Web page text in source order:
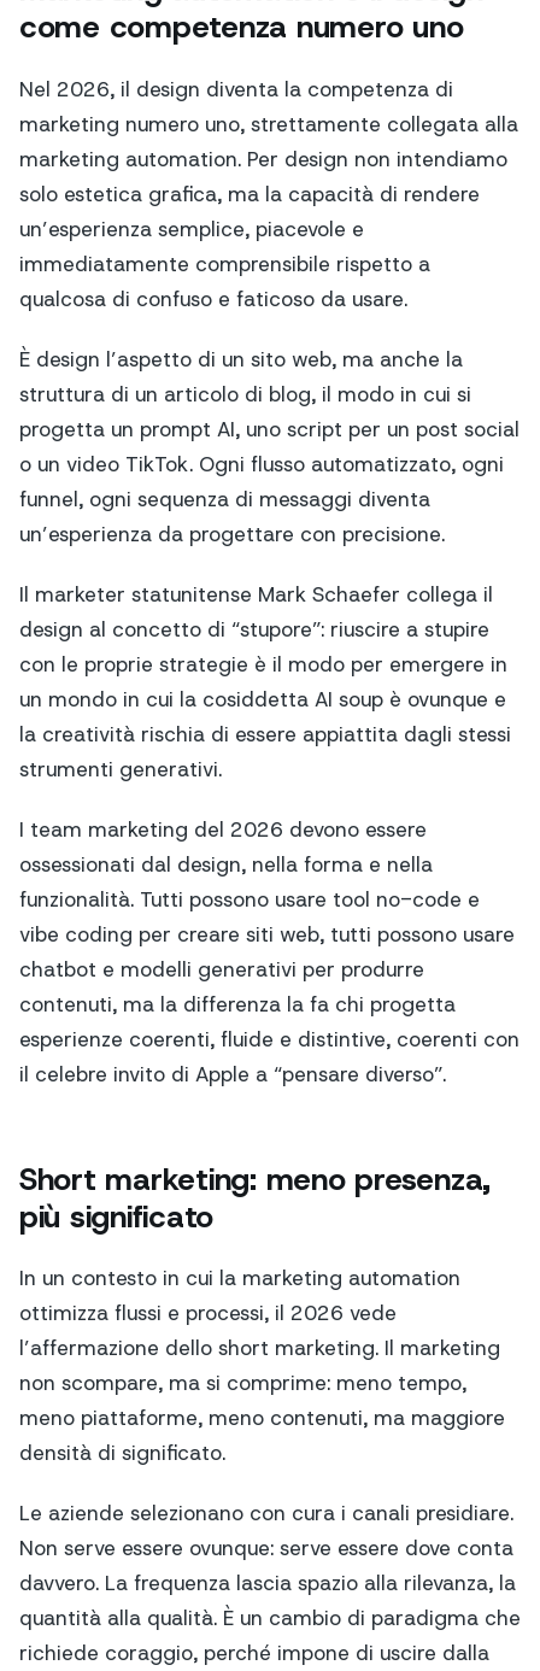
come competenza numero uno
Nel 2026, il design diventa la competenza di
marketing numero uno, strettamente collegata alla
marketing automation. Per design non intendiamo
solo estetica grafica, ma la capacità di rendere
un’esperienza semplice, piacevole e
immediatamente comprensibile rispetto a
qualcosa di confuso e faticoso da usare.
È design l’aspetto di un sito web, ma anche la
struttura di un articolo di blog, il modo in cui si
progetta un prompt AI, uno script per un post social
o un video TikTok. Ogni flusso automatizzato, ogni
funnel, ogni sequenza di messaggi diventa
un’esperienza da progettare con precisione.
Il marketer statunitense Mark Schaefer collega il
design al concetto di “stupore”: riuscire a stupire
con le proprie strategie è il modo per emergere in
un mondo in cui la cosiddetta AI soup è ovunque e
la creatività rischia di essere appiattita dagli stessi
strumenti generativi.
I team marketing del 2026 devono essere
ossessionati dal design, nella forma e nella
funzionalità. Tutti possono usare tool no-code e
vibe coding per creare siti web, tutti possono usare
chatbot e modelli generativi per produrre
contenuti, ma la differenza la fa chi progetta
esperienze coerenti, fluide e distintive, coerenti con
il celebre invito di Apple a “pensare diverso”.
Short marketing: meno presenza,
più significato
In un contesto in cui la marketing automation
ottimizza flussi e processi, il 2026 vede
l’affermazione dello short marketing. Il marketing
non scompare, ma si comprime: meno tempo,
meno piattaforme, meno contenuti, ma maggiore
densità di significato.
Le aziende selezionano con cura i canali presidiare.
Non serve essere ovunque: serve essere dove conta
davvero. La frequenza lascia spazio alla rilevanza, la
quantità alla qualità. È un cambio di paradigma che
richiede coraggio, perché impone di uscire dalla